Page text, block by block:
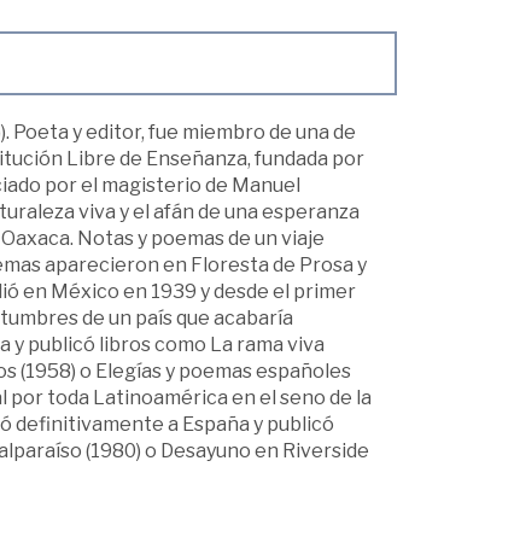
Poeta y editor, fue miembro de una de
Libre de Enseñanza, fundada por
por el magisterio de Manuel
viva y el afán de una esperanza
Notas y poemas de un viaje
aparecieron en Floresta de Prosa y
en México en 1939 y desde el primer
de un país que acabaría
publicó libros como La rama viva
(1958) o Elegías y poemas españoles
toda Latinoamérica en el seno de la
definitivamente a España y publicó
(1980) o Desayuno en Riverside